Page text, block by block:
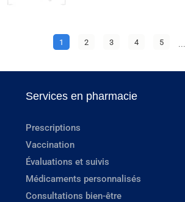
1 2 3 4 5 ...
Services en pharmacie
Prescriptions
Vaccination
Évaluations et suivis
Médicaments personnalisés
Consultations bien-être